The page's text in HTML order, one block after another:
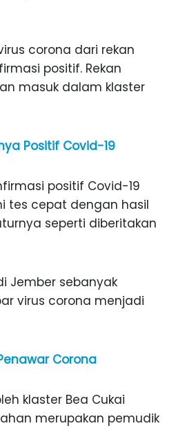
corona dari rekan
positif. Rekan
masuk dalam klaster
Positif Covid-19
positif Covid-19
tes cepat dengan hasil
seperti diberitakan
Jember sebanyak
virus corona menjadi
Corona
klaster Bea Cukai
merupakan pemudik
ANAK BOJONEGORO DAN